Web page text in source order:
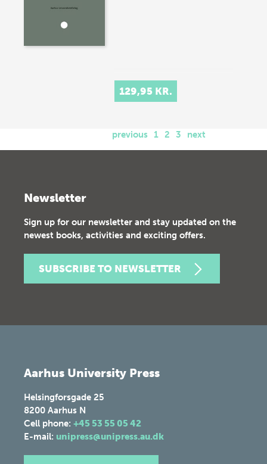
129,95 KR.
previous 1 2 3 next
Newsletter
Sign up for our newsletter and stay updated on the
newest books, activities and exciting offers.
SUBSCRIBE TO NEWSLETTER
Aarhus University Press
Helsingforsgade 25
8200 Aarhus N
Cell phone: +45 53 55 05 42
E-mail: unipress@unipress.au.dk